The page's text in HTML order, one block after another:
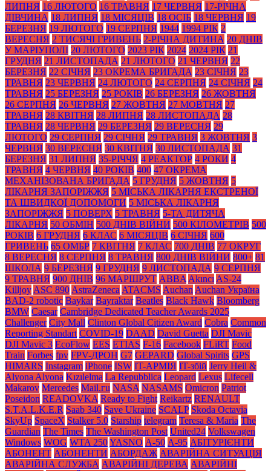
ЛИПНЯ 16 ЛЮТОГО 16 ТРАВНЯ 17 ЧЕРВНЯ 17-РІЧНА
ДІВЧИНА 18 ЛИПНЯ 18 МІСЯЦІВ 18 ОСІБ 18 ЧЕРВНЯ 19
БЕРЕЗНЯ 19 ЛЮТОГО 19 СЕРПНЯ 1944 1994 РІК 2
ВЕРЕСНЯ 2 ТИСЯЧІ ГРИВЕНЬ 2-РІЧНА ДИТИНА 20 ДНІВ
У МАРІУПОЛІ 20 ЛЮТОГО 2023 РІК 2024 2024 РІК 21
ГРУДНЯ 21 ЛИСТОПАДА 21 ЛЮТОГО 21 ЧЕРВНЯ 22
БЕРЕЗНЯ 22 СІЧНЯ 23 ОКРЕМА БРИГАДА 23 СІЧНЯ 23
ТРАВНЯ 23 ЧЕРВНЯ 24 ЛЮТОГО 24 СЕРПНЯ 24 СІЧНЯ 24
ТРАВНЯ 25 БЕРЕЗНЯ 25 РОКІВ 26 БЕРЕЗНЯ 26 ЖОВТНЯ
26 СЕРПНЯ 26 ЧЕРВНЯ 27 ЖОВТНЯ 27 МОВТНЯ 27
ТРАВНЯ 28 КВІТНЯ 28 ЛИПНЯ 28 ЛИСТОПАДА 28
ТРАВНЯ 28 ЧЕРВНЯ 29 БЕРЕЗНЯ 29 ВЕРЕСНЯ 29
ЛЮТОГО 29 СЕРПНЯ 29 СІЧНЯ 29 ТРАВНЯ 3 ЖОВТНЯ 3
ЧЕРВНЯ 30 ВЕРЕСНЯ 30 КВІТНЯ 30 ЛИСТОПАДА 31
БЕРЕЗНЯ 31 ЛИПНЯ 35-РІЧЧЯ 4 РЕАКТОР 4 РОКИ 4
ТРАВНЯ 4 ЧЕРВНЯ 40 РОКІВ 400 47 ОКРЕМА
МЕХАНІЗОВАНА БРИГАДА 5 ГРУДНЯ 5 ЖОВТНЯ 5
ЛІКАРНЯ ЗАПОРІЖЖЯ 5 МІСЬКА ЛІКАРНЯ ЕКСТРЕНОЇ
ТА ШВИДКОЇ ДОПОМОГИ 5 МІСЬКА ЛІКАРНЯ
ЗАПОРІЖЖЯ 5 ПОВЕРХ 5 ТРАВНЯ 5-ТА ДИТЯЧА
ЛІКАРНЯ 50 ОБМІН 500 ДНІВ ВІЙНИ 500 КІЛОМЕТРІВ 500
РОКІВ 6 ГРУДНЯ 6 КЛАС 6 МІСЯЦІВ 6 СІЧНЯ 600
ГРИВЕНЬ 65 ОМБР 7 КВІТНЯ 7 КЛАС 700 ДНІВ 77 ОКРУГ
8 ВЕРЕСНЯ 8 СЕРПНЯ 8 ТРАВНЯ 800 ДНІВ ВІЙНИ 800+ 81
ШКОЛА 9 БЕРЕЗНЯ 9 ГРУДНЯ 9 ЛИСТОПАДА 9 СЕРПНЯ
9 ТРАВНЯ 900 ДНІВ 96 МАРШРУТ ABBA Akıncı AS-24
Killjoy ASC 890 AstraZeneca ATACMS Auchan Auchan Україна
BAD-2 robotic Baykar Bayraktar Beatles Black Нawk Bloomberg
BMW Caesar Cambridge Dedicated Teacher Awards 2025
Challenger City Mall Clinton Global Citizen Award Cobra Common
Reporting Standart COVID-19 DAAD David Guetta DJI Mavic
DJI Mavic 3 EcoFlow EES ETIAS F-16 Facebook FLiRT Food
Train Forbes fpv FPV-ДРОН G7 GEPARD Global Spirits GPS
HIMARS Instagram iPhone ISW IT-АРМІЯ IT-збій Jerry Heil &
Alyona Alyona Kızılelma La Repubblica Leopard Lexus Lifecell
Makarov Mercedes Mаil.гu NASA NASAMS Omicron Patriot
Poseidon READOVKA Ready to Fight Reikartz RENAULT
S.T.A.L.K.E.R Saab 340 Save Ukraine SCALP Skoda Octavia
SkyUp SpaceX Stalker 5.0 Starship telegram Teresa & Maria The
Guardian The Times The Washington Post United24 Volkswagen
Windows WOG WTA 250YASNO А-50 А-95 АБІТУРІЄНТИ
АБОНЕНТ АБОНЕНТИ АБОРДАЖ АВАРІЙНА СИТУАЦІЯ
АВАРІЙНА СЛУЖБА АВАРІЙНІ ДЕРЕВА АВАРІЙНІ